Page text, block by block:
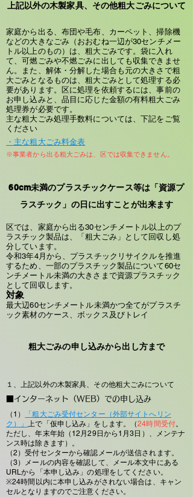
上記以外の木製家具、その他粗大ごみについて
家庭から出る、布団や毛布、カーペット、掃除機
などの大きなごみ（おおむね一辺が30センチメー
トル以上のもの）は、粗大ごみです。袋に入れ
て、可燃ごみや不燃ごみに出しても収集できませ
ん。また、解体・分解した場合も元の大きさで粗
大ごみとなるものは、粗大ごみとして処理する必
要があります。区に処理を依頼するには、事前の
お申し込みと、品目に応じた金額の有料粗大ごみ
処理券が必要です。
主な粗大ごみ処理手数料については、下記をご覧
ください
・主な粗大ごみ料金表
※事業者から出る粗大ごみは、区では収集できません。
60cm未満のプラスチックケース等は「資源プ
ラスチック」の日に出すことが出来ます
区では、家庭から出る30センチメートル以上のプ
ラスチック製品は、「粗大ごみ」として回収し処
分しています。
令和3年4月から、プラスチックリサイクルを推進
するため、一部のプラスチック製品について60セ
ンチメートル未満の大きさまで資源プラスチック
として回収します。
対象
最大辺60センチメートル未満かつ全てがプラスチ
ック素材のケース、ボックス及びトレイ
粗大ごみの申し込みから出し方まで
１、上記以外の木製家具、その他粗大ごみについて
​■インターネット（WEB）での申し込み
（1）
「粗大ごみ受付センター（外部サイトへリン
ク）」上で「仮申し込み」をします。（24時間受付。
ただし、年末年始（12月29日から1月3日）、メンテナ
ンス時は除きます）。
（2）受付センターから確認メールが送信されます。
（3）メールの内容を確認して、メール本文中にある
URLから「本申し込み」の処理をしてください。
※24時間以内に本申し込みがされない場合は、キャン
セルとなりますのでご注意ください。